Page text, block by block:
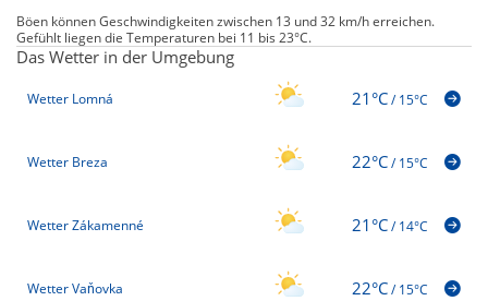
Böen können Geschwindigkeiten zwischen 13 und 32 km/h erreichen.
Gefühlt liegen die Temperaturen bei 11 bis 23°C.
Das Wetter in der Umgebung
Wetter Lomná 21°C/15°C
Wetter Breza 22°C/15°C
Wetter Zákamenné 21°C/14°C
Wetter Vaňovka 22°C/15°C